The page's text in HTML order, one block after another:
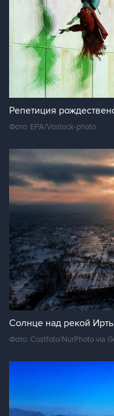
Репетиция
Фото: EPA/Vostock-photo
Солнце над рекой
Фото: Costfoto/NurPhoto via